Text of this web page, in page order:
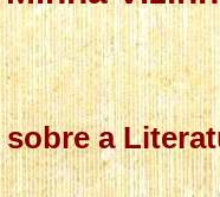
a